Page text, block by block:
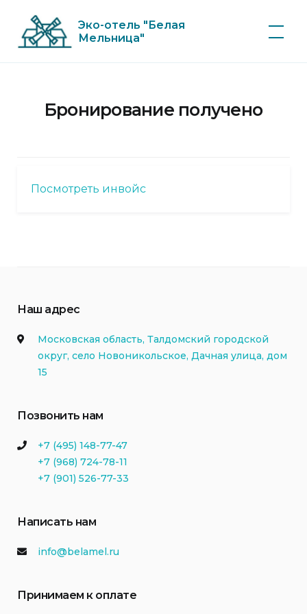
content
Эко-отель "Белая
Мельница"
Бронирование получено
Посмотреть инвойс
Наш адрес
Московская область, Талдомский городской
округ, село Новоникольское, Дачная улица, дом
15
Позвонить нам
+7 (495) 148-77-47
+7 (968) 724-78-11
+7 (901) 526-77-33
Написать нам
info@belamel.ru
Принимаем к оплате